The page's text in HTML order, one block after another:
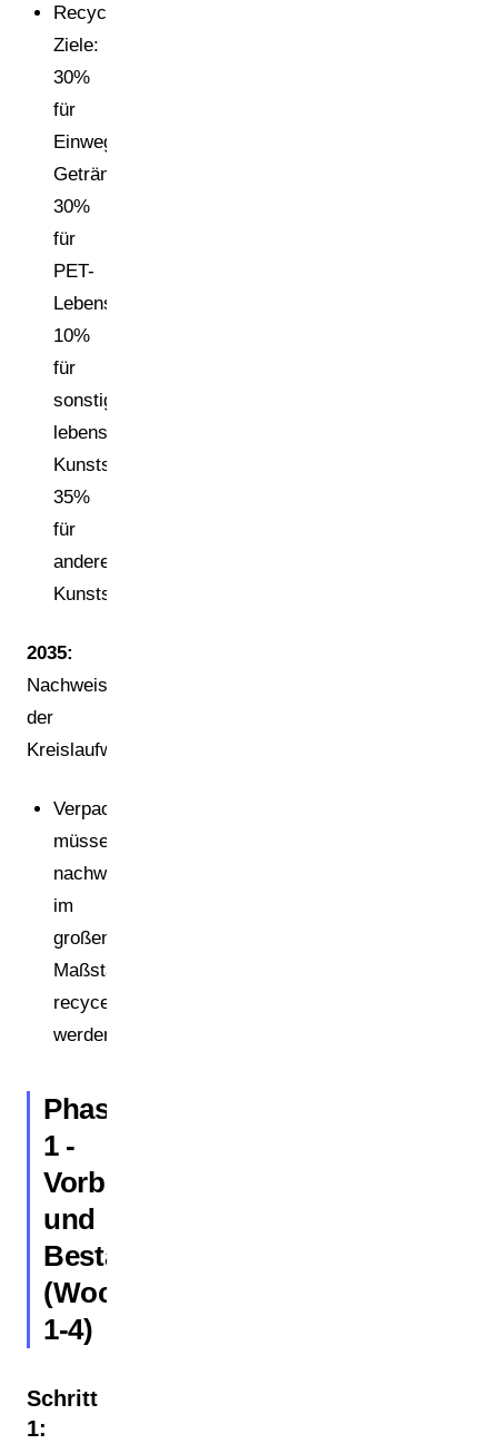
Recyclinginhalt-
Ziele:
30%
für
Einweg-
Getränkeflaschen,
30%
für
PET-
Lebensmittelverpackungen,
10%
für
sonstige
lebensmittelsensible
Kunststoffverpackungen,
35%
für
andere
Kunststoffverpackungen
2035:
Nachweis
der
Kreislaufwirtschaft
Verpackungen
müssen
nachweislich
im
großen
Maßstab
recycelt
werden
Phase
1 -
Vorbereitung
und
Bestandsaufnahme
(Wochen
1-4)
Schritt
1: